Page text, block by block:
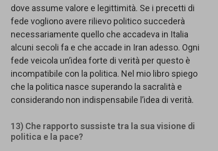
dove assume valore e legittimità. Se i precetti di
fede vogliono avere rilievo politico succederà
necessariamente quello che accadeva in Italia
alcuni secoli fa e che accade in Iran adesso. Ogni
fede veicola un’idea forte di verità per questo è
incompatibile con la politica. Nel mio libro spiego
che la politica nasce superando la sacralità e
considerando non indispensabile l’idea di verità.
13) Che rapporto sussiste tra la sua visione di
politica e la pace?